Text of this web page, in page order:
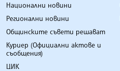
Национални новини
Регионални новини
Общинските съвети решават
Куриер (Официални актове и
съобщения)
ЦИК